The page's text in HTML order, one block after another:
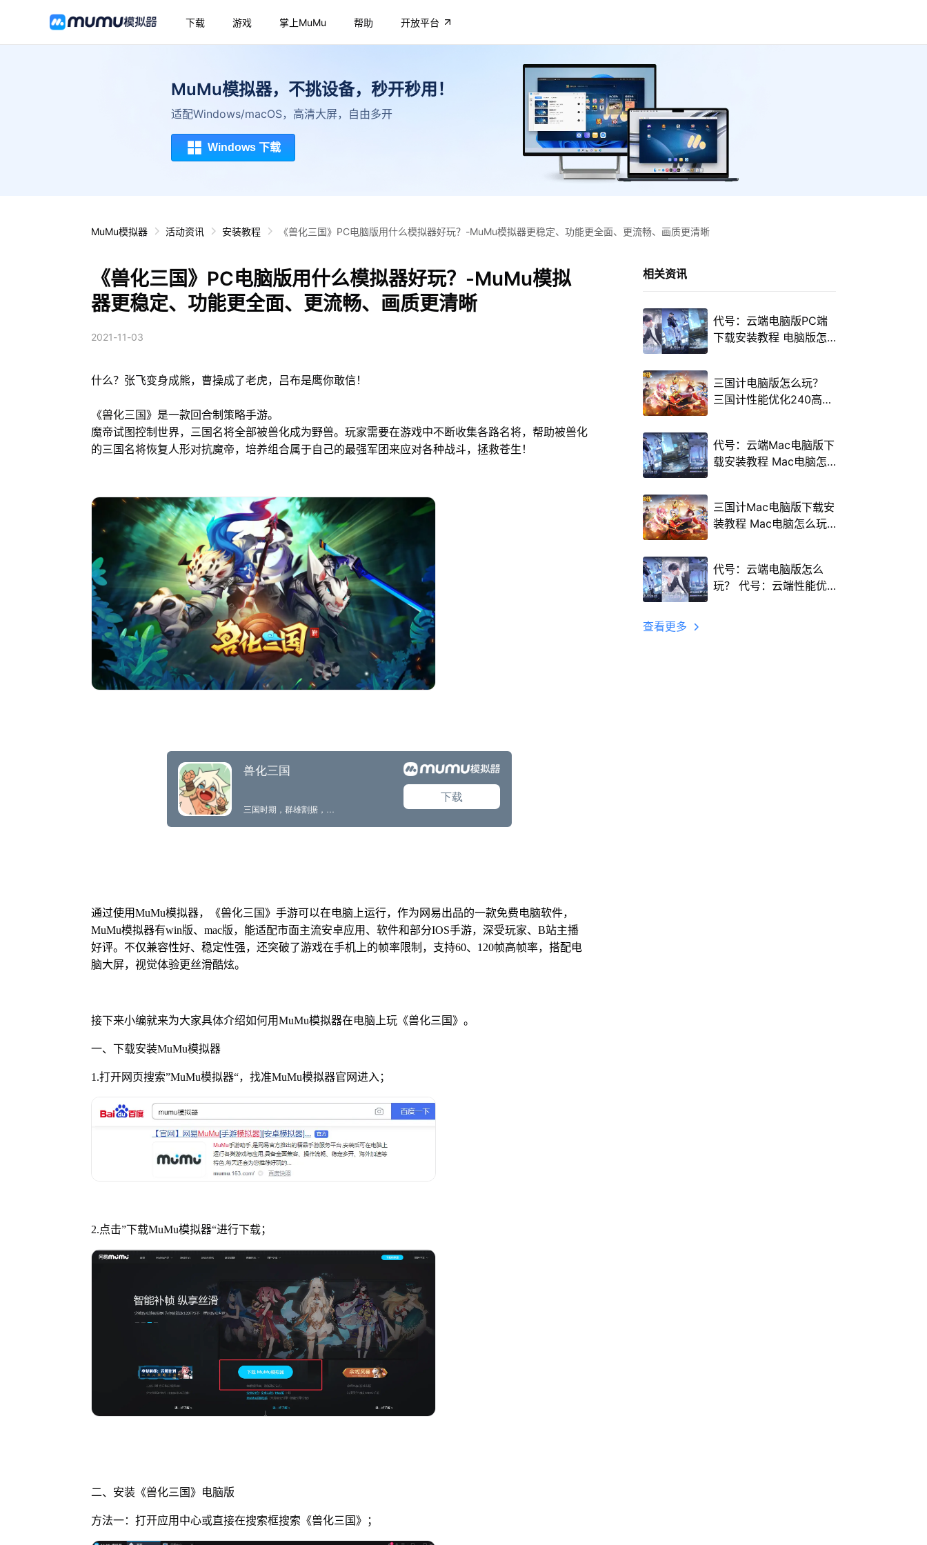
下载 游戏 掌上MuMu 帮助 开放平台
MuMu模拟器，不挑设备，秒开秒用！
适配Windows/macOS，高清大屏，自由多开
Windows 下载
MuMu模拟器 活动资讯 安装教程 《兽化三国》PC电脑版用什么模拟器好玩？-MuMu模拟器更稳定、功能更全面、更流畅、画质更清晰
《兽化三国》PC电脑版用什么模拟器好玩？-MuMu模拟
器更稳定、功能更全面、更流畅、画质更清晰
2021-11-03
什么？张飞变身成熊，曹操成了老虎，吕布是鹰你敢信！
《兽化三国》是一款回合制策略手游。
魔帝试图控制世界，三国名将全部被兽化成为野兽。玩家需要在游戏中不断收集各路名将，帮助被兽化
的三国名将恢复人形对抗魔帝，培养组合属于自己的最强军团来应对各种战斗，拯救苍生！
通过使用MuMu模拟器，《兽化三国》手游可以在电脑上运行，作为网易出品的一款免费电脑软件，
MuMu模拟器有win版、mac版，能适配市面主流安卓应用、软件和部分IOS手游，深受玩家、B站主播
好评。不仅兼容性好、稳定性强，还突破了游戏在手机上的帧率限制，支持60、120帧高帧率，搭配电
脑大屏，视觉体验更丝滑酷炫。
接下来小编就来为大家具体介绍如何用MuMu模拟器在电脑上玩《兽化三国》。
一、下载安装MuMu模拟器
1.打开网页搜索”MuMu模拟器“，找准MuMu模拟器官网进入；
2.点击”下载MuMu模拟器“进行下载；
二、安装《兽化三国》电脑版
方法一：打开应用中心或直接在搜索框搜索《兽化三国》；
相关资讯
代号：云端电脑版PC端
下载安装教程 电脑版怎
三国计电脑版怎么玩？
三国计性能优化240高帧
代号：云端Mac电脑版下
载安装教程 Mac电脑怎
三国计Mac电脑版下载安
装教程 Mac电脑怎么玩
代号：云端电脑版怎么
玩？ 代号：云端性能优
查看更多